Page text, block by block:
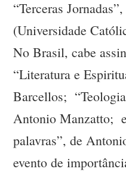
“Terceras
(Universidade
No Brasil, cabe
“Literatura e
Barcellos;
Antonio Manzatto;
palavras”, de
evento de